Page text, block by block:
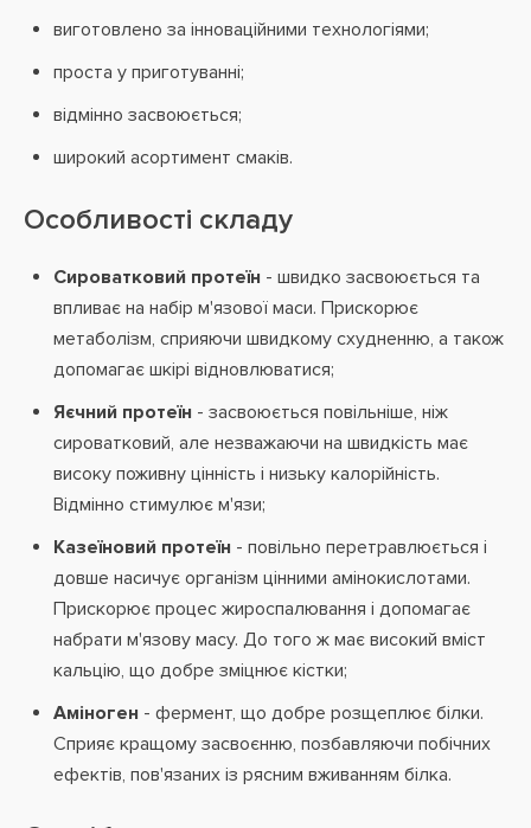
виготовлено ​​за інноваційними технологіями;
проста у приготуванні;
відмінно засвоюється;
широкий асортимент смаків.
Особливості складу
Сироватковий протеїн - швидко засвоюється та
впливає на набір м'язової маси. Прискорює
метаболізм, сприяючи швидкому схудненню, а також
допомагає шкірі відновлюватися;
Яєчний протеїн - засвоюється повільніше, ніж
сироватковий, але незважаючи на швидкість має
високу поживну цінність і низьку калорійність.
Відмінно стимулює м'язи;
Казеїновий протеїн - повільно перетравлюється і
довше насичує організм цінними амінокислотами.
Прискорює процес жироспалювання і допомагає
набрати м'язову масу. До того ж має високий вміст
кальцію, що добре зміцнює кістки;
Аміноген - фермент, що добре розщеплює білки.
Сприяє кращому засвоєнню, позбавляючи побічних
ефектів, пов'язаних із рясним вживанням білка.